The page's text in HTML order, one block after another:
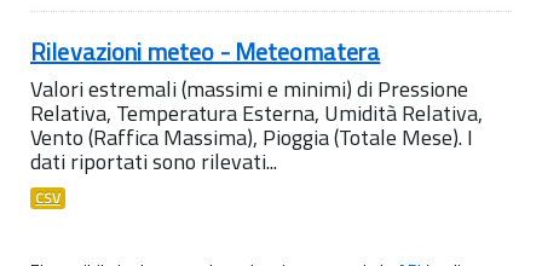
Rilevazioni meteo - Meteomatera
Valori estremali (massimi e minimi) di Pressione
Relativa, Temperatura Esterna, Umidità Relativa,
Vento (Raffica Massima), Pioggia (Totale Mese). I
dati riportati sono rilevati...
CSV